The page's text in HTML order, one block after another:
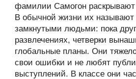
фамилии Самогон раскрывают
В обычной жизни их называют
замкнутыми людьми: пока
развлечениях, четверки
глобальные планы. Они
свои ошибки и не любят
выступлений. В классе они